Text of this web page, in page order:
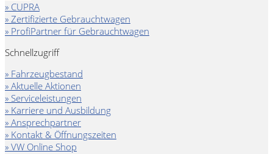
» CUPRA
» Zertifizierte Gebrauchtwagen
» ProfiPartner für Gebrauchtwagen
Schnellzugriff
» Fahrzeugbestand
» Aktuelle Aktionen
» Serviceleistungen
» Karriere und Ausbildung
» Ansprechpartner
» Kontakt & Öffnungszeiten
» VW Online Shop